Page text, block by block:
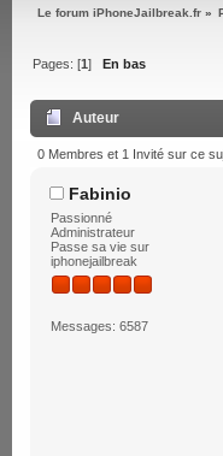
Le forum iPhoneJailbreak.fr »
Pages: [1] En bas
Auteur
0 Membres et 1 Invité sur ce
Fabinio
Passionné
Administrateur
Passe sa vie sur
iphonejailbreak
Messages: 6587